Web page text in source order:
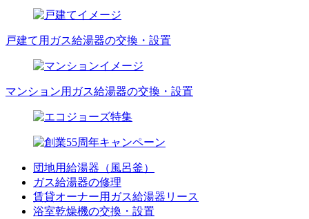
戸建て用ガス給湯器の交換・設置
マンション用ガス給湯器の交換・設置
団地用給湯器（風呂釜）
ガス給湯器の修理
賃貸オーナー用ガス給湯器リース
浴室乾燥機の交換・設置